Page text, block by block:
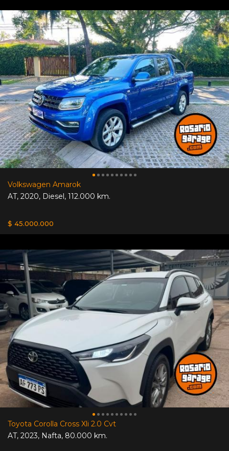
Volkswagen Amarok
AT, 2020, Diesel, 112.000 km.
$ 45.000.000
Toyota Corolla Cross Xli 2.0 Cvt
AT, 2023, Nafta, 80.000 km.